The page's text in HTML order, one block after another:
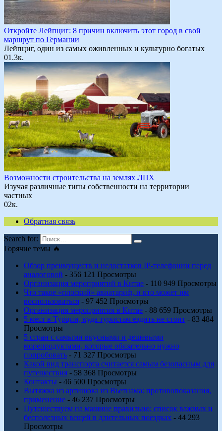
Откройте Лейпциг: 8 причин включить этот город в свой
маршрут по Германии
Лейпциг, один из самых оживленных и культурно богатых
01.3к.
Возможности строительства на землях ЛПХ
Изучая различные типы собственности на территории
частных
02к.
Обратная связь
Search for:
Горячие темы 🔥
Обзор преимуществ и недостатков IP-телефонии перед
аналоговой - 356 121 Просмотры
Организация мероприятий в Китае - 110 949 Просмотры
Что такое «плоский» авиатариф, и кто может им
воспользоваться - 97 452 Просмотры
Организация мероприятия в Китае - 88 659 Просмотры
5 мест в Турции, куда туристам ездить не стоит - 83 484
Просмотры
5 стран с самыми вкусными и дешевыми
морепродуктами, которые обязательно нужно
попробовать - 71 327 Просмотры
Какой вид транспорта считается самым безопасным для
путешествия - 58 368 Просмотры
Контакты - 46 500 Просмотры
Вытяжка из артишока из Вьетнама: противопоказания,
применение - 46 237 Просмотры
Путешествуем на машине правильно: список важных и
бесполезных вещей в длительных поездках - 44 293
Просмотры